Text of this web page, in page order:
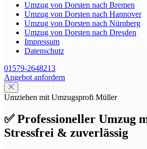
Umzug von Dorsten nach Bremen
Umzug von Dorsten nach Hannover
Umzug von Dorsten nach Nürnberg
Umzug von Dorsten nach Dresden
Impressum
Datenschutz
01579-2648213
Angebot anfordern
Umziehen mit Umzugsprofi Müller
✅ Professioneller Umzug
Stressfrei & zuverlässig